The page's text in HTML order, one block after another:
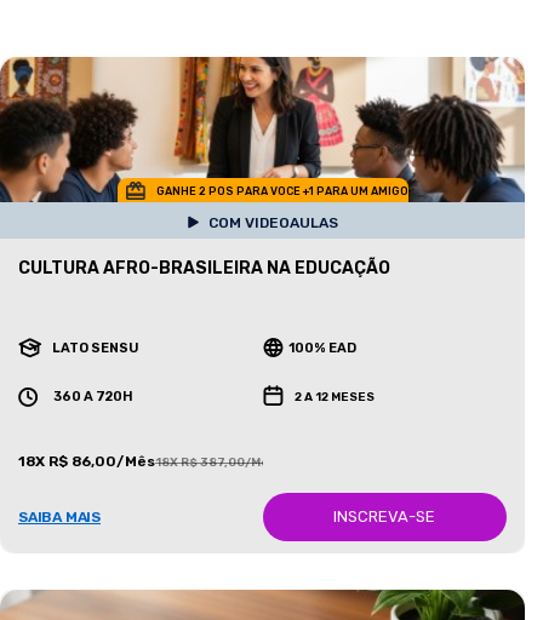
GANHE 2 POS PARA VOCE +1 PARA UM AMIGO
COM VIDEOAULAS
CULTURA AFRO-BRASILEIRA NA EDUCAÇÃO
LATO SENSU 100% EAD
360 A 720H 2 A 12 MESES
18X R$ 86,00/Mês18X R$ 387,00/Mês
SAIBA MAIS INSCREVA-SE